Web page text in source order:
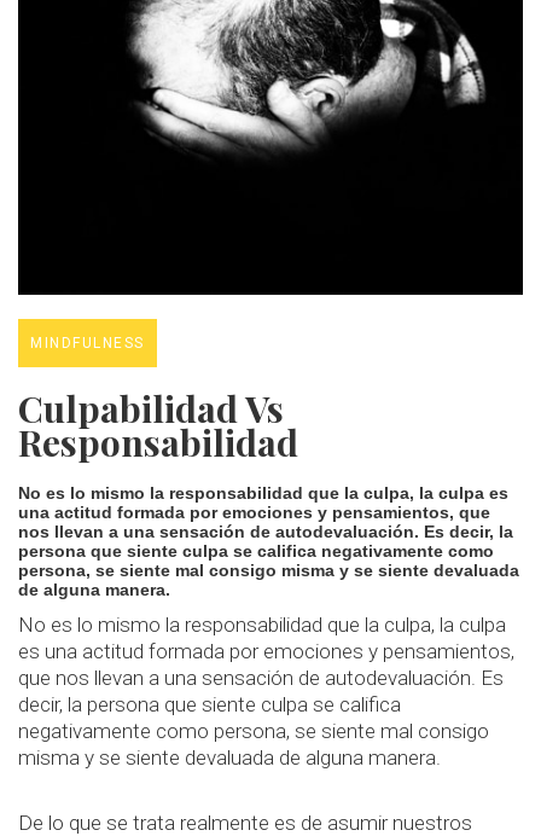
MINDFULNESS
Culpabilidad Vs
Responsabilidad
No es lo mismo la responsabilidad que la culpa, la culpa es
una actitud formada por emociones y pensamientos, que
nos llevan a una sensación de autodevaluación. Es decir, la
persona que siente culpa se califica negativamente como
persona, se siente mal consigo misma y se siente devaluada
de alguna manera.
No es lo mismo la responsabilidad que la culpa, la culpa
es una actitud formada por emociones y pensamientos,
que nos llevan a una sensación de autodevaluación. Es
decir, la persona que siente culpa se califica
negativamente como persona, se siente mal consigo
misma y se siente devaluada de alguna manera.
De lo que se trata realmente es de asumir nuestros